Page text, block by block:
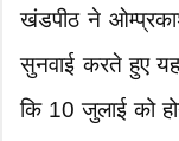
खंडपीठ ने ओम्प्रकाश
सुनवाई करते हुए
कि 10 जुलाई को